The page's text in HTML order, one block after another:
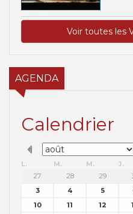
Voir toutes les
AGENDA
Calendrier
L. M. M. J.
27
28 29
3
4 5
10
11 12